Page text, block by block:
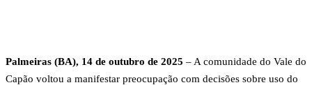
Palmeiras (BA), 14 de outubro de 2025 – A comunidade do Vale do
Capão voltou a manifestar preocupação com decisões sobre uso do